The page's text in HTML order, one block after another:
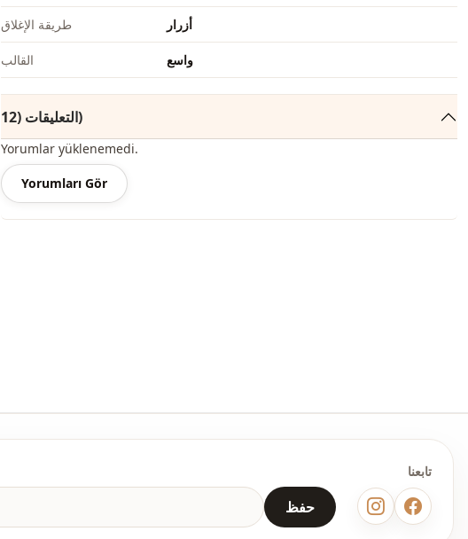
طريقة الإغلاق أزرار
القالب واسع
التعليقات (12)
Yorumlar yüklenemedi.
Yorumları Gör
حفظ
تابعنا